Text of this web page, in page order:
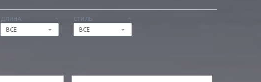
ДЛИНА
ВСЕ
СТИЛЬ
ВСЕ